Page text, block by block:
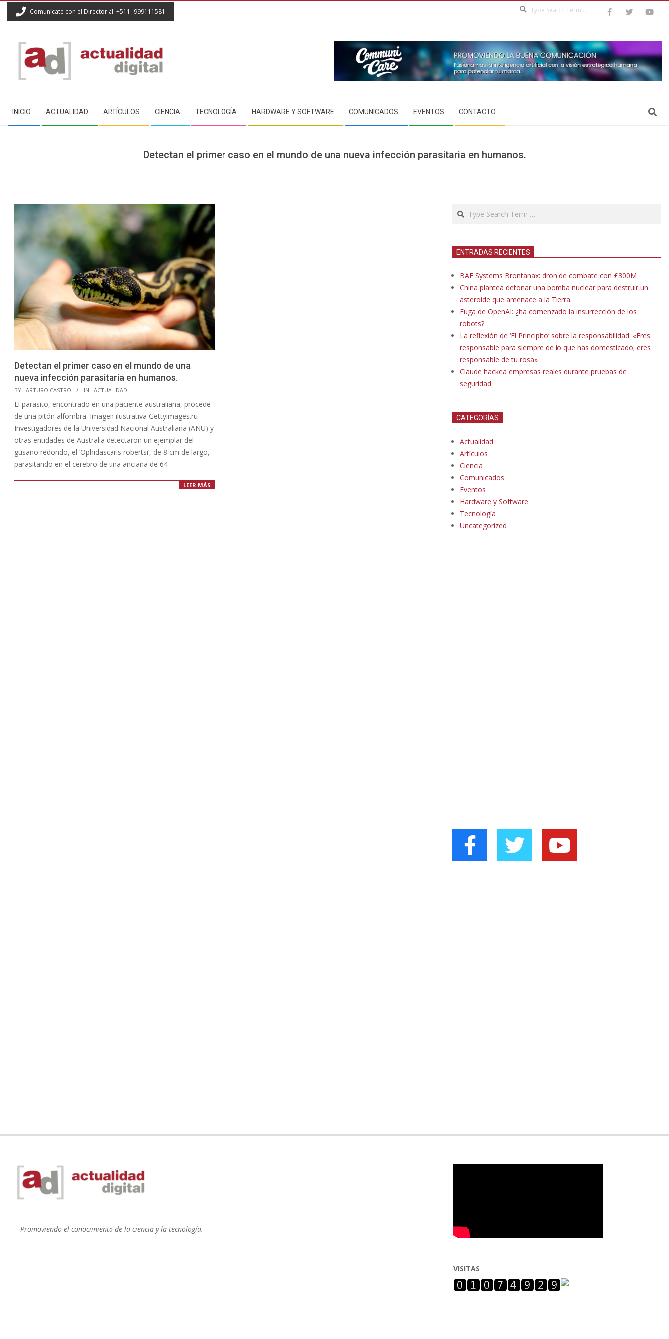
Comunícate con el Director al: +511- 999111581
ACTUALIDAD
DIGITAL
Navigation
Menu
INICIO ACTUALIDAD ARTÍCULOS CIENCIA TECNOLOGÍA HARDWARE Y SOFTWARE COMUNICADOS EVENTOS CONTACTO Search
Detectan el primer caso en el mundo de una nueva infección parasitaria en humanos.
Detectan el primer caso en el mundo de una
nueva infección parasitaria en humanos.
2023-
09-
06
BY: ARTURO CASTRO IN: ACTUALIDAD
El parásito, encontrado en una paciente australiana, procede
de una pitón alfombra. Imagen ilustrativa Gettyimages.ru
Investigadores de la Universidad Nacional Australiana (ANU) y
otras entidades de Australia detectaron un ejemplar del
gusano redondo, el ‘Ophidascaris robertsi’, de 8 cm de largo,
parasitando en el cerebro de una anciana de 64
LEER MÁS
Search
ENTRADAS RECIENTES
BAE Systems Brontanax: dron de combate con £300M
China plantea detonar una bomba nuclear para destruir un
asteroide que amenace a la Tierra.
Fuga de OpenAI: ¿ha comenzado la insurrección de los
robots?
La reflexión de ‘El Principito’ sobre la responsabilidad: «Eres
responsable para siempre de lo que has domesticado; eres
responsable de tu rosa»
Claude hackea empresas reales durante pruebas de
seguridad.
CATEGORÍAS
Actualidad
Artículos
Ciencia
Comunicados
Eventos
Hardware y Software
Tecnología
Uncategorized
Promoviendo el conocimiento de la ciencia y la tecnología.
VISITAS